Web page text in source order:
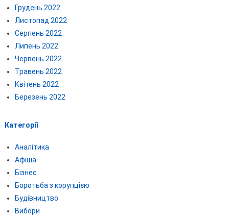
Грудень 2022
Листопад 2022
Серпень 2022
Липень 2022
Червень 2022
Травень 2022
Квітень 2022
Березень 2022
Категорії
Аналітика
Афіша
Бізнес
Боротьба з корупцією
Будівництво
Вибори